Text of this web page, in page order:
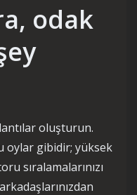
odak
oluşturun.
oylar gibidir; yüksek
sıralamalarınızı